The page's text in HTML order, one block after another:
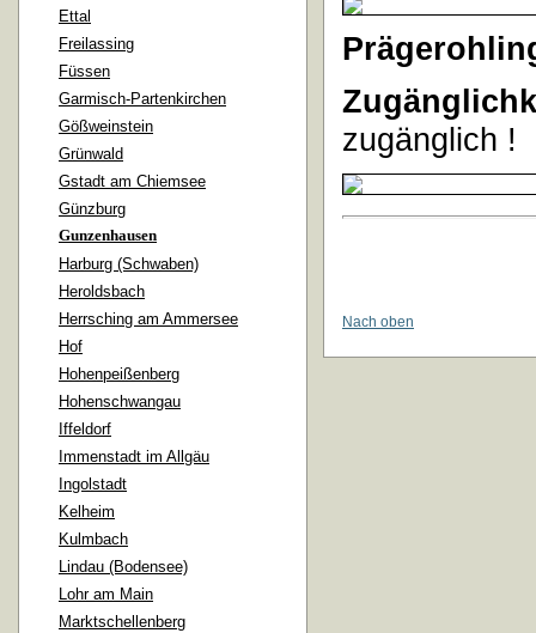
Ettal
Freilassing
Füssen
Garmisch-Partenkirchen
Gößweinstein
Grünwald
Gstadt am Chiemsee
Günzburg
Gunzenhausen
Harburg (Schwaben)
Heroldsbach
Herrsching am Ammersee
Hof
Hohenpeißenberg
Hohenschwangau
Iffeldorf
Immenstadt im Allgäu
Ingolstadt
Kelheim
Kulmbach
Lindau (Bodensee)
Lohr am Main
Marktschellenberg
zugänglich !
Nach oben